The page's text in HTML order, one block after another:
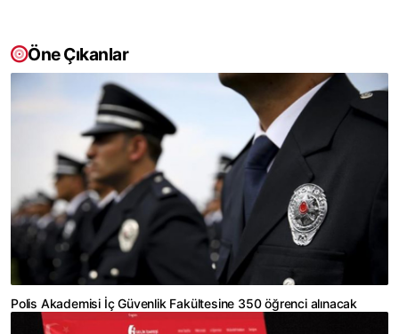
Öne Çıkanlar
Polis Akademisi İç Güvenlik Fakültesine 350 öğrenci alınacak